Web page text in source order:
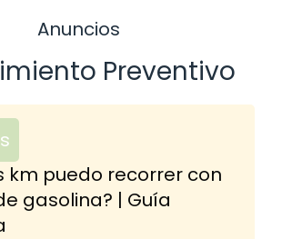
Anuncios
Preventivo
km puedo recorrer con
gasolina? | Guía